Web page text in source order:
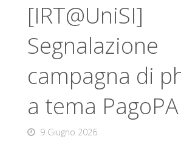
[IRT@UniSI]
Segnalazione
campagna di
a tema PagoPA
9 Giugno 2026